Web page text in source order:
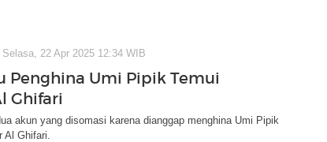
Selasa, 22 Apr 2025 12:34 WIB
Penghina Umi Pipik Temui
Ghifari
akun yang disomasi karena dianggap menghina Umi Pipik
Al Ghifari.